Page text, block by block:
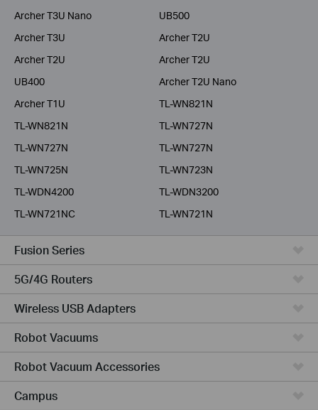
Archer T3U Nano
UB500
Archer T3U
Archer T2U
Archer T2U
Archer T2U
UB400
Archer T2U Nano
Archer T1U
TL-WN821N
TL-WN821N
TL-WN727N
TL-WN727N
TL-WN727N
TL-WN725N
TL-WN723N
TL-WDN4200
TL-WDN3200
TL-WN721NC
TL-WN721N
Fusion Series
5G/4G Routers
Wireless USB Adapters
Robot Vacuums
Robot Vacuum Accessories
Campus